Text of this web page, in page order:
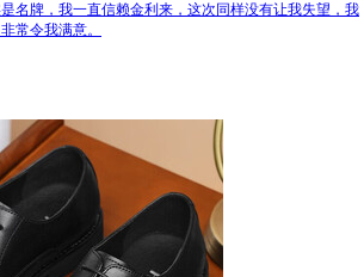
名牌，我一直信赖金利来，这次同样没有让我失望，我
常令我满意。